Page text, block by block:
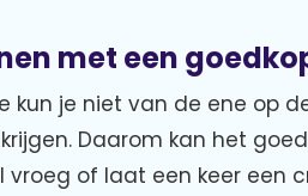
met een
kun je niet van de ene op
Daarom kan het
vroeg of laat een keer een